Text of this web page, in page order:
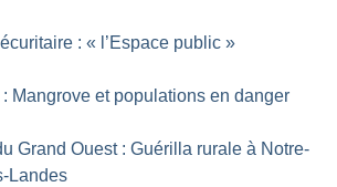
: « l’Espace public »
: Mangrove et populations en danger
Grand Ouest : Guérilla rurale à Notre-
Landes